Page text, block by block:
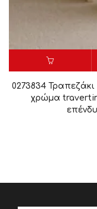
0273834
χρώμα